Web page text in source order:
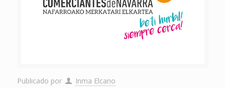
Publicado por Inma Elcano